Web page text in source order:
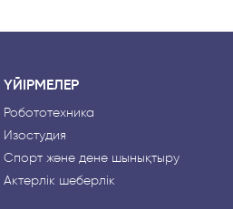
ҮЙІРМЕЛЕР
Робототехника
Изостудия
Спорт және дене шынықтыру
Актерлік шеберлік